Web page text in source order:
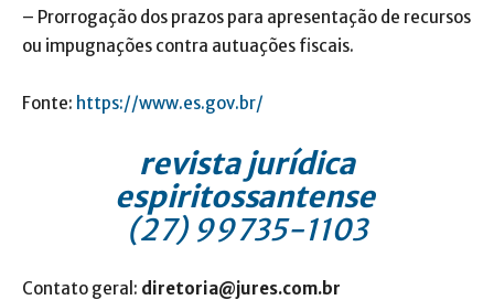
– Prorrogação dos prazos para apresentação de recursos
ou impugnações contra autuações fiscais.
Fonte: https://www.es.gov.br/
revista jurídica
espiritossantense
(27) 99735-1103
Contato geral: diretoria@jures.com.br